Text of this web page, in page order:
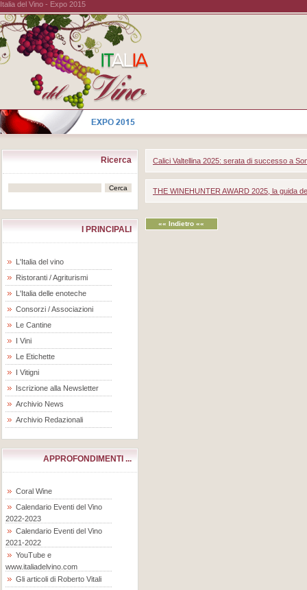
Italia del Vino - Expo 2015
Ricerca
I PRINCIPALI
L'Italia del vino
Ristoranti / Agriturismi
L'Italia delle enoteche
Consorzi / Associazioni
Le Cantine
I Vini
Le Etichette
I Vitigni
Iscrizione alla Newsletter
Archivio News
Archivio Redazionali
APPROFONDIMENTI ...
Coral Wine
Calendario Eventi del Vino
2022-2023
Calendario Eventi del Vino
2021-2022
YouTube e
www.italiadelvino.com
Gli articoli di Roberto Vitali
Calici Valtellina 2025: serata di successo a
THE WINEHUNTER AWARD 2025, la guida
«« Indietro ««